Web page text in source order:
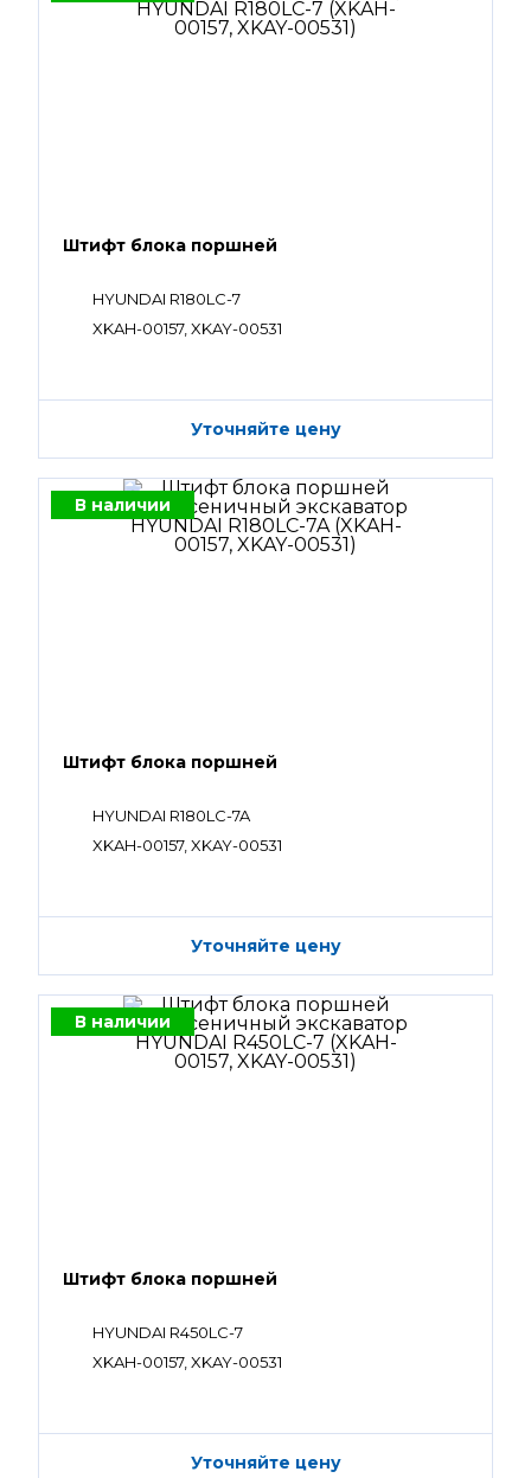
Штифт блока поршней
HYUNDAI R180LC-7
XKAH-00157, XKAY-00531
Уточняйте цену
В наличии
Штифт блока поршней
HYUNDAI R180LC-7A
XKAH-00157, XKAY-00531
Уточняйте цену
В наличии
Штифт блока поршней
HYUNDAI R450LC-7
XKAH-00157, XKAY-00531
Уточняйте цену